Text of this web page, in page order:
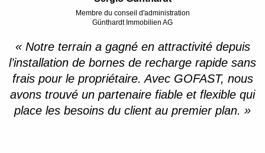
Membre du conseil d'administration
Günthardt Immobilien AG
« Notre terrain a gagné en attractivité depuis
l’installation de bornes de recharge rapide sans
frais pour le propriétaire. Avec GOFAST, nous
avons trouvé un partenaire fiable et flexible qui
place les besoins du client au premier plan. »